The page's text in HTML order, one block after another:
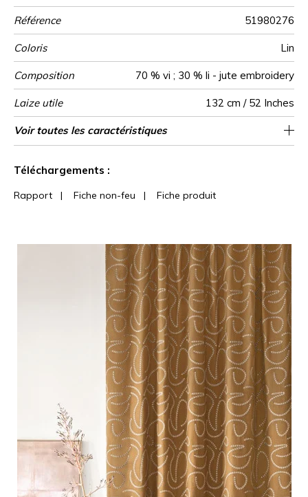
Référence 51980276
Coloris Lin
Composition 70 % vi ; 30 % li - jute embroidery
Laize utile 132 cm / 52 Inches
Raccord Raccord droit
Sens De large
Poids g/m² 500
Usage
Entretien
Pays d'origine Inde
Rapport
Horizontal
44 cm / 17 Inches
Rapport
Vertical
39 cm / 15 Inches
Caractéristiques
Outdoor
Voir toutes les caractéristiques
Téléchargements :
Rapport | Fiche non-feu | Fiche produit